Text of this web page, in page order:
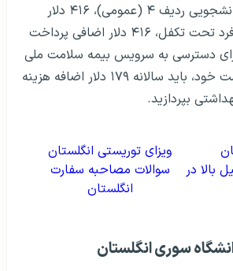
هزینه فعلی ویزای دانشجویی ردیف ۴ (عمومی)، ۴۱۶ دلار
است که به ازای هر فرد تحت تکفل، ۴۱۶ دلار اضافی پرداخت
دسترسی به سرویس بیمه سلامت ملی
(NHS) در طول اقامت خود، باید سالانه ۱۷۹ دلار اضافه‌ هزینه
بپردازید.
ویزای توریستی انگلستان
بالا در
سوالات مصاحبه سفارت
انگلستان
سوری انگلستان